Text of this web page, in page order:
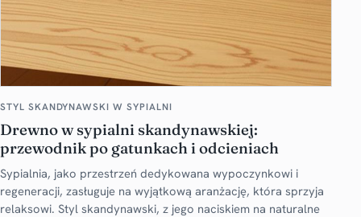
STYL SKANDYNAWSKI W SYPIALNI
Drewno w sypialni skandynawskiej:
przewodnik po gatunkach i odcieniach
Sypialnia, jako przestrzeń dedykowana wypoczynkowi i
regeneracji, zasługuje na wyjątkową aranżację, która sprzyja
relaksowi. Styl skandynawski, z jego naciskiem na naturalne